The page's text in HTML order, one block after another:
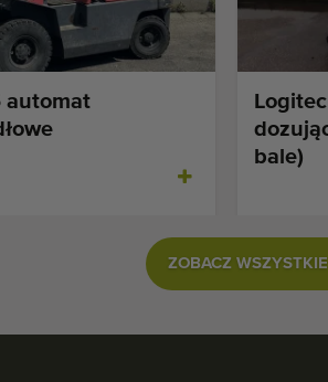
automat
bale)
ZOBACZ